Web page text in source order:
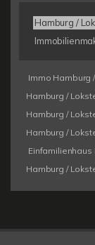
Hamburg /
Immo Hamburg
Hamburg /
Hamburg /
Hamburg /
Hamburg /